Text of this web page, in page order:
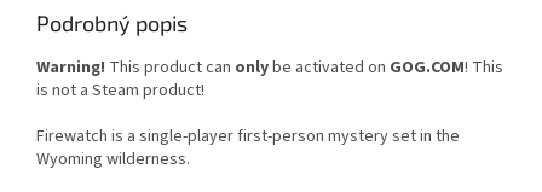
Podrobný popis
Warning! This product can onlybe activated on GOG.COM! This
is not a Steam product!
Firewatch is a single-player first-person mystery set in the
Wyoming wilderness.